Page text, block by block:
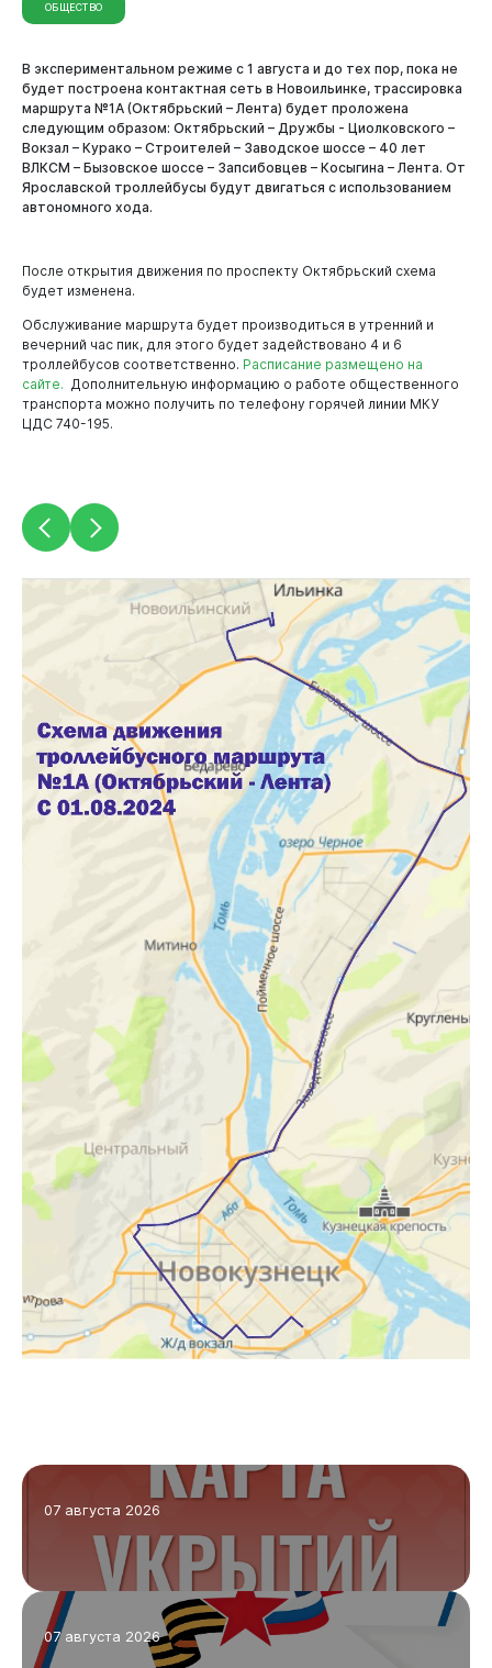
ОБЩЕСТВО
В экспериментальном режиме с 1 августа и до тех пор, пока не
будет построена контактная сеть в Новоильинке, трассировка
маршрута №1А (Октябрьский – Лента) будет проложена
следующим образом: Октябрьский – Дружбы - Циолковского –
Вокзал – Курако – Строителей – Заводское шоссе – 40 лет
ВЛКСМ – Бызовское шоссе – Запсибовцев – Косыгина – Лента. От
Ярославской троллейбусы будут двигаться с использованием
автономного хода.
После открытия движения по проспекту Октябрьский схема
будет изменена.
Обслуживание маршрута будет производиться в утренний и
вечерний час пик, для этого будет задействовано 4 и 6
троллейбусов соответственно. Расписание размещено на
сайте. Дополнительную информацию о работе общественного
транспорта можно получить по телефону горячей линии МКУ
ЦДС 740-195.
07 августа 2026
07 августа 2026